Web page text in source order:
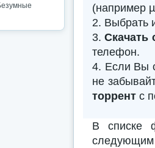
(например
2. Выбрать
3.Скачать
телефон.
4. Если Вы
не
торрент с
В списке